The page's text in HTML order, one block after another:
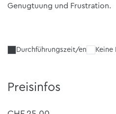
Genugtuung und Frustration.
Durchführungszeit/en Keine
Preisinfos